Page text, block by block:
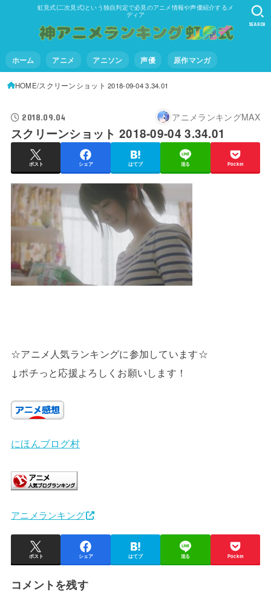
虹見式(二次見式)という独自判定で必見のアニメ情報や声優紹介するメ
ディア
ホーム アニメ アニソン 声優 原作マンガ
SEARCH
HOME スクリーンショット 2018-09-04 3.34.01
2018.09.04 アニメランキングMAX
スクリーンショット 2018-09-04 3.34.01
ポスト シェア はてブ 送る Pocket
☆アニメ人気ランキングに参加しています☆
↓ポチっと応援よろしくお願いします！
にほんブログ村
アニメランキング
ポスト シェア はてブ 送る Pocket
コメントを残す